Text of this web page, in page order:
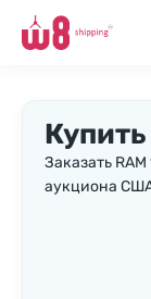
Купить
Заказать
аукциона